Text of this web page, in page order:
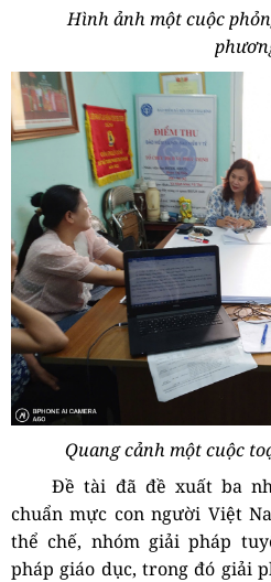
Hình ảnh một cuộc
Quang cảnh một cuộc
Đề tài đã đề xuất ba
chuẩn mực con người Việt
thể chế, nhóm giải pháp
pháp giáo dục, trong đó giải